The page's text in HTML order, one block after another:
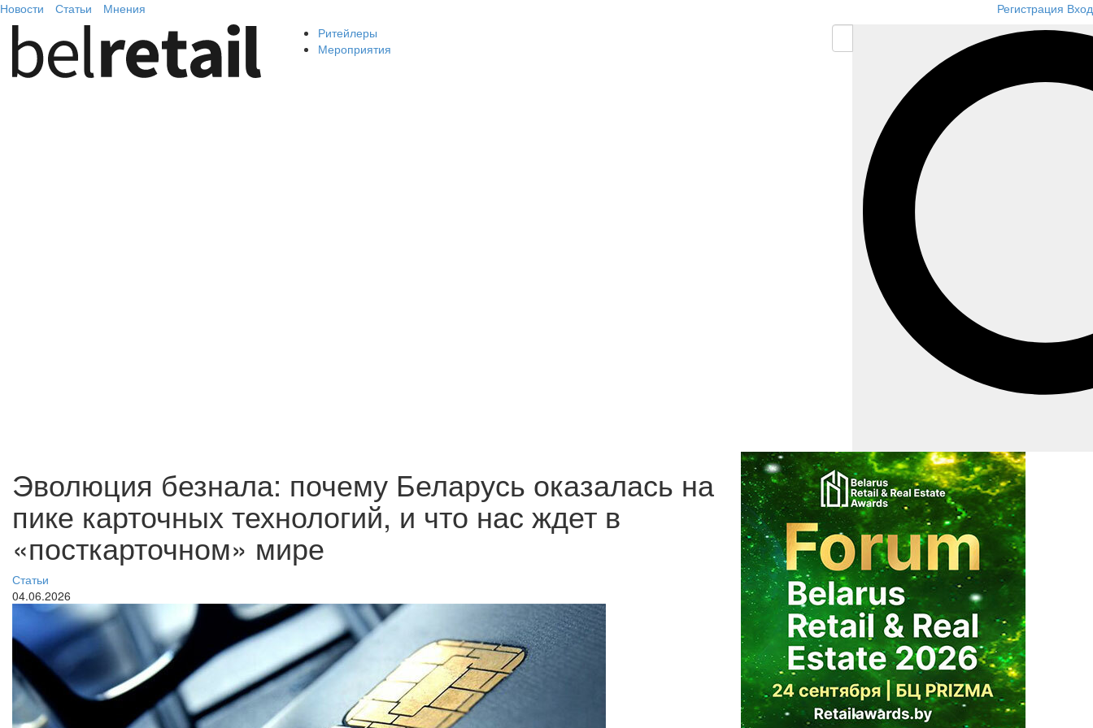
Новости Статьи Мнения Регистрация Вход
Ритейлеры
Мероприятия
Эволюция безнала: почему Беларусь оказалась на
пике карточных технологий, и что нас ждет в
«посткарточном» мире
Статьи
04.06.2026